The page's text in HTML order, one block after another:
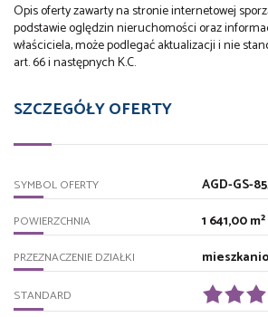
Opis oferty zawarty na stronie internetowej
podstawie oględzin nieruchomości oraz
właściciela, może podlegać aktualizacji i nie
art. 66 i następnych K.C.
SZCZEGÓŁY OFERTY
SYMBOL OFERTY AGD-GS-
POWIERZCHNIA 1 641,00 m²
PRZEZNACZENIE DZIAŁKI
STANDARD